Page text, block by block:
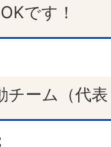
です！
チーム（代